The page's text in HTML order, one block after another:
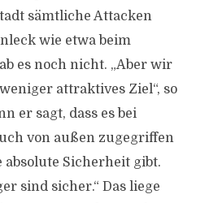
sämtliche Attacken
wie etwa beim
es noch nicht. „Aber wir
attraktives Ziel“, so
er sagt, dass es bei
von außen zugegriffen
Sicherheit gibt.
sind sicher.“ Das liege